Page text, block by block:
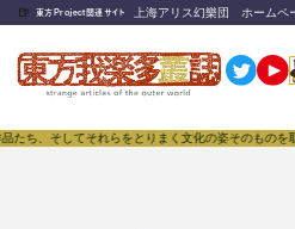
🍺 東方Project関連サイト 上海アリス幻樂団 ホームペ
てそれらをとりまく文化の姿そのものを取り